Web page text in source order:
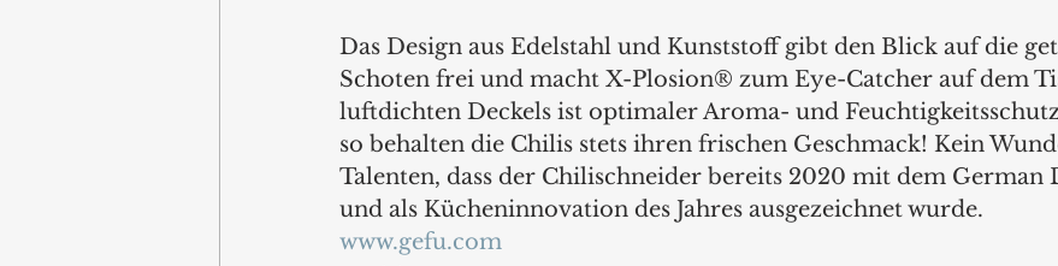
Das Design aus Edelstahl und Kunststoff gibt den Blick auf die
Schoten frei und macht X-Plosion® zum Eye-Catcher auf dem
luftdichten Deckels ist optimaler Aroma- und
so behalten die Chilis stets ihren frischen Geschmack! Kein
Talenten, dass der Chilischneider bereits 2020 mit dem German
und als Kücheninnovation des Jahres ausgezeichnet wurde.
www.gefu.com